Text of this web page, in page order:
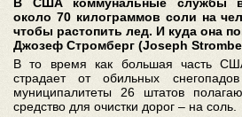
около 70 килограммов соли на
чтобы растопить лед. И куда она
Джозеф Стромберг (Joseph
В то время как большая часть
страдает от обильных
муниципалитеты 26 штатов
средство для очистки дорог – на соль.